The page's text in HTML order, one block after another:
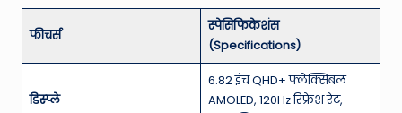
फीचर्स
स्पेसिफिकेशंस
(Specifications)
डिस्प्ले
6.82 इंच QHD+ फ्लेक्सिबल
AMOLED, 120Hz रिफ्रेश रेट,